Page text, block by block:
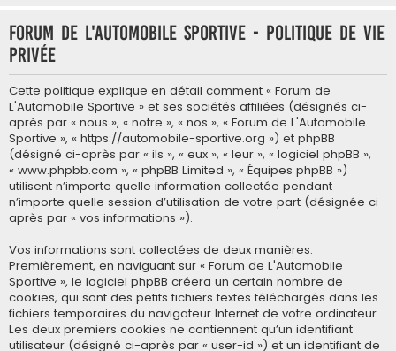
Forum de L'Automobile Sportive - Politique de vie
privée
Cette politique explique en détail comment « Forum de
L'Automobile Sportive » et ses sociétés affiliées (désignés ci-
après par « nous », « notre », « nos », « Forum de L'Automobile
Sportive », « https://automobile-sportive.org ») et phpBB
(désigné ci-après par « ils », « eux », « leur », « logiciel phpBB »,
« www.phpbb.com », « phpBB Limited », « Équipes phpBB »)
utilisent n’importe quelle information collectée pendant
n’importe quelle session d’utilisation de votre part (désignée ci-
après par « vos informations »).
Vos informations sont collectées de deux manières.
Premièrement, en naviguant sur « Forum de L'Automobile
Sportive », le logiciel phpBB créera un certain nombre de
cookies, qui sont des petits fichiers textes téléchargés dans les
fichiers temporaires du navigateur Internet de votre ordinateur.
Les deux premiers cookies ne contiennent qu’un identifiant
utilisateur (désigné ci-après par « user-id ») et un identifiant de